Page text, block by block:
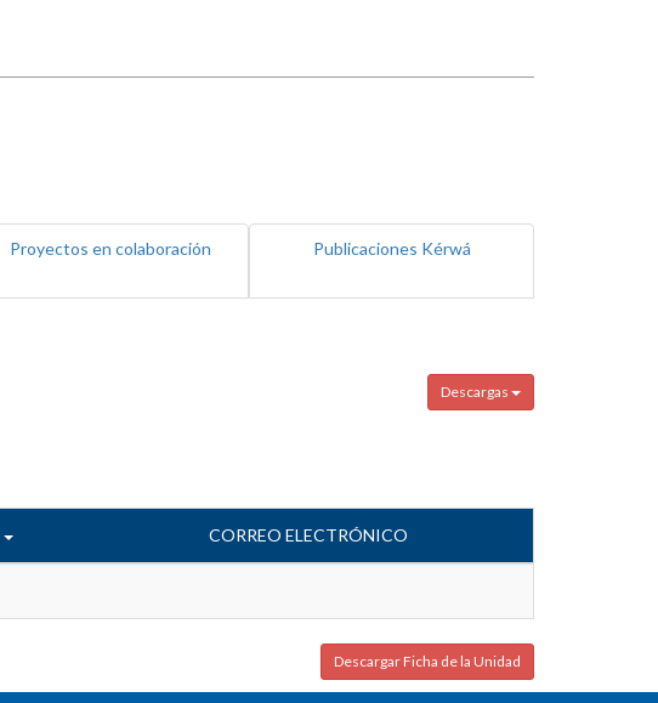
Proyectos en colaboración Publicaciones Kérwá
Descargas
CORREO ELECTRÓNICO
Descargar Ficha de la Unidad